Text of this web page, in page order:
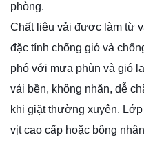
phòng.
Chất liệu vải được làm từ
đặc tính chống gió và
phó với mưa phùn và gió
vải bền, không nhăn, dễ
khi giặt thường xuyên.
vịt cao cấp hoặc bông